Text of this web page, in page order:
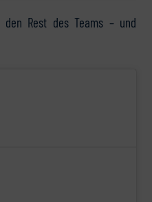
Rest des Teams – und